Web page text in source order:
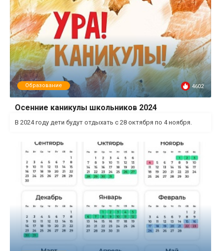
Образование 4602
Осенние каникулы школьников 2024
В 2024 году дети будут отдыхать с 28 октября по 4 ноября.